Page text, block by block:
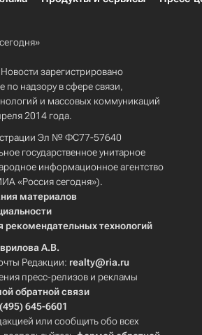
зарегистрировано
по надзору в сфере связи,
и массовых коммуникаций
2014 года.
Эл № ФС77-57640
государственное унитарное
информационное агентство
«Россия сегодня»).
материалов
рекомендательных технологий
А.В.
Редакции: realty@ria.ru
пресс-релизов и рекламы
обратной связи
645-6601
или сообщить обо всех